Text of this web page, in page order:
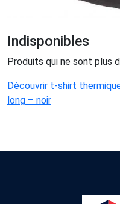
Indisponibles
Produits qui ne sont plus
Découvrir t-shirt
long – noir